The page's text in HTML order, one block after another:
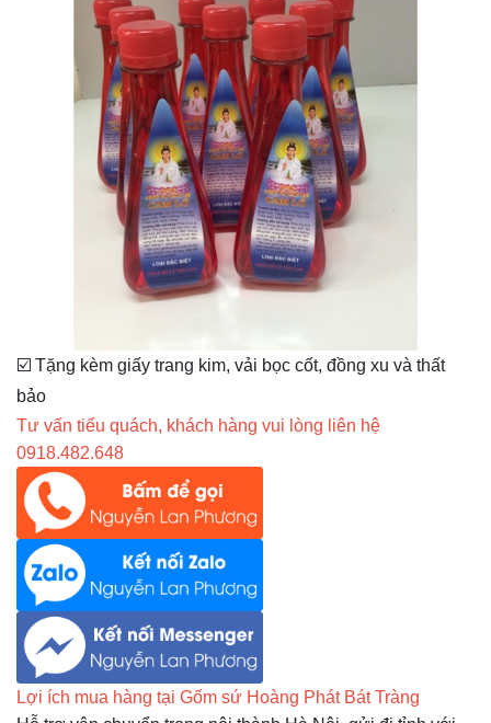
☑️ Tặng kèm giấy trang kim, vải bọc cốt, đồng xu và thất
bảo
Tư vấn tiểu quách, khách hàng vui lòng liên hệ
0918.482.648
Lợi ích mua hàng tại Gốm sứ Hoàng Phát Bát Tràng